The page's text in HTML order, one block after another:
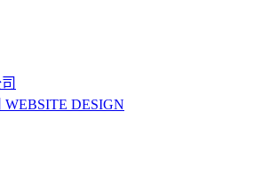
WEBSITE DESIGN